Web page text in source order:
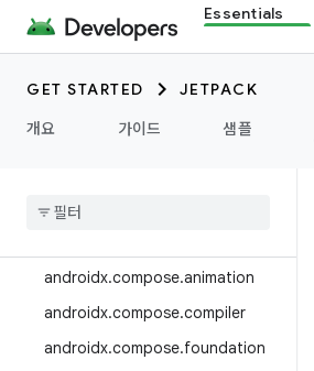
Essentials
GET STARTED
JETPACK
개요
가이드 샘플
androidx.camera.media3
androidx.car
androidx.car.app
androidx
androidx.compose.animation
androidx.compose.compiler
androidx.compose.foundation